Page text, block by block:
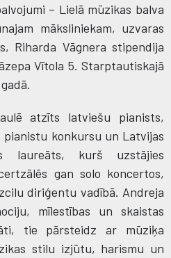
– Lielā mūzikas balva
māksliniekam, uzvaras
Riharda Vāgnera stipendija
Vītola 5. Starptautiskajā
atzīts latviešu pianists,
konkursu un Latvijas
laureāts, kurš uzstājies
gan solo koncertos,
diriģentu vadībā. Andreja
mīlestības un skaistas
tie pārsteidz ar mūziķa
stilu izjūtu, harismu un